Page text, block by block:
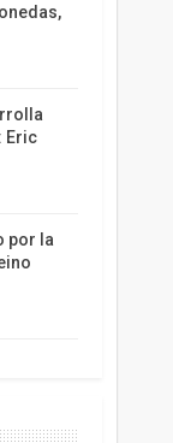
Eric
por la